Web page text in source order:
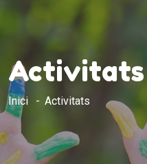
Activitats
Inici Activitats